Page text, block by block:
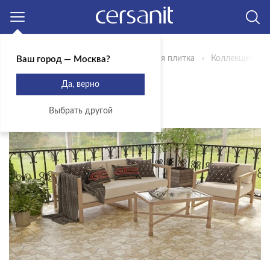
Главная Продукты Керамическая плитка Коллекции
КОЛЛЕКЦИЯ RUFINO
ЭКСКЛЮЗИВ
Ваш город — Москва?
Да, верно
Выбрать другой